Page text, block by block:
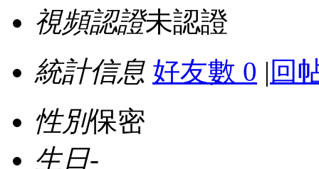
視頻認證未認證
統計信息 好友數 0 | 回
性別保密
生日-